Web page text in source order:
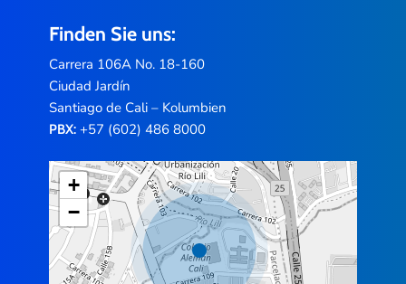
Finden Sie uns:
Carrera 106A No. 18-160
Ciudad Jardín
Santiago de Cali – Kolumbien
PBX:+57 (602) 486 8000
+
−